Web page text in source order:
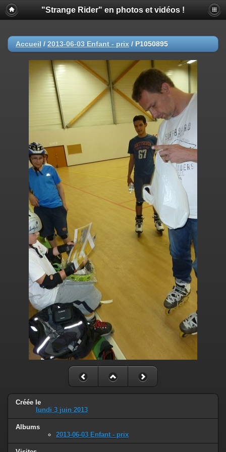
"Strange Rider" en photos et vidéos !
Accueil / 2013-06-03 Enfant - prix / P1050895
Créée le
lundi 3 juin 2013
Albums
2013-06-03 Enfant - prix